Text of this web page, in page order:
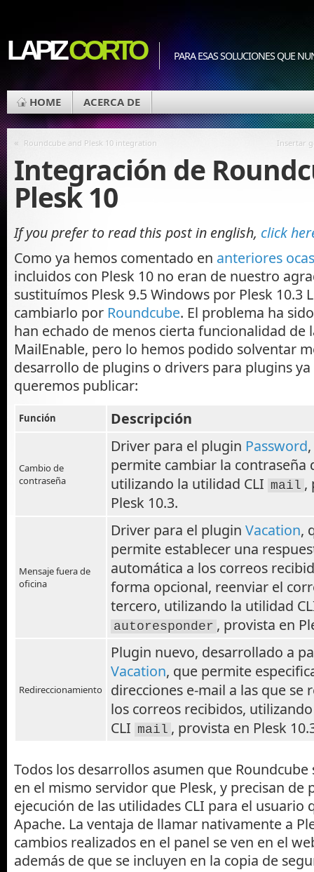
LAPIZCORTO PARA ESAS SOLUCIONES QUE
HOME ACERCA DE
« Roundcube and Plesk 10 integration Insertar
Integración de
Plesk 10
If you prefer to read this post in english, click
Como ya hemos comentado en anteriores
incluidos con Plesk 10 no eran de nuestro
sustituímos Plesk 9.5 Windows por Plesk 10.3
cambiarlo por Roundcube. El problema ha
han echado de menos cierta funcionalidad de
MailEnable, pero lo hemos podido solventar
desarrollo de plugins o drivers para plugins
queremos publicar:
Función Descripción
Cambio de
contraseña
Driver para el plugin Password
permite cambiar la contraseña
utilizando la utilidad CLI mail ,
Plesk 10.3.
Mensaje fuera de
oficina
Driver para el plugin Vacation,
permite establecer una
automática a los correos
forma opcional, reenviar el
tercero, utilizando la utilidad
autoresponder , provista en
Redireccionamiento
Plugin nuevo, desarrollado a
Vacation, que permite
direcciones e-mail a las que se
los correos recibidos,
CLI mail , provista en Plesk
Todos los desarrollos asumen que Roundcube
en el mismo servidor que Plesk, y precisan de
ejecución de las utilidades CLI para el usuario
Apache. La ventaja de llamar nativamente a
cambios realizados en el panel se ven en el
además de que se incluyen en la copia de